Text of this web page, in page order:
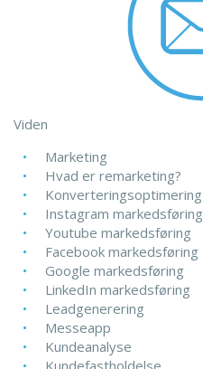
Viden
Marketing
Hvad er remarketing?
Konverteringsoptimering
Instagram markedsføring
Youtube markedsføring
Facebook markedsføring
Google markedsføring
LinkedIn markedsføring
Leadgenerering
Messeapp
Kundeanalyse
Kundefastholdelse